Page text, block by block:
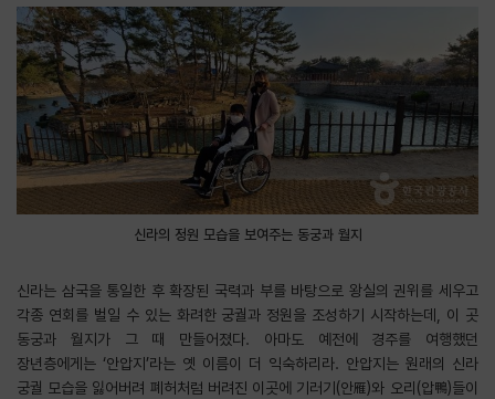
신라의 정원 모습을 보여주는 동궁과 월지
신라는 삼국을 통일한 후 확장된 국력과 부를 바탕으로 왕실의 권위를 세우고
각종 연회를 벌일 수 있는 화려한 궁궐과 정원을 조성하기 시작하는데, 이 곳
동궁과 월지가 그 때 만들어졌다. 아마도 예전에 경주를 여행했던
장년층에게는 ‘안압지’라는 옛 이름이 더 익숙하리라. 안압지는 원래의 신라
궁궐 모습을 잃어버려 폐허처럼 버려진 이곳에 기러기(안雁)와 오리(압鴨)들이